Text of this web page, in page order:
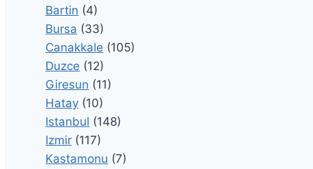
Bartin (4)
Bursa (33)
Canakkale (105)
Duzce (12)
Giresun (11)
Hatay (10)
Istanbul (148)
Izmir (117)
Kastamonu (7)